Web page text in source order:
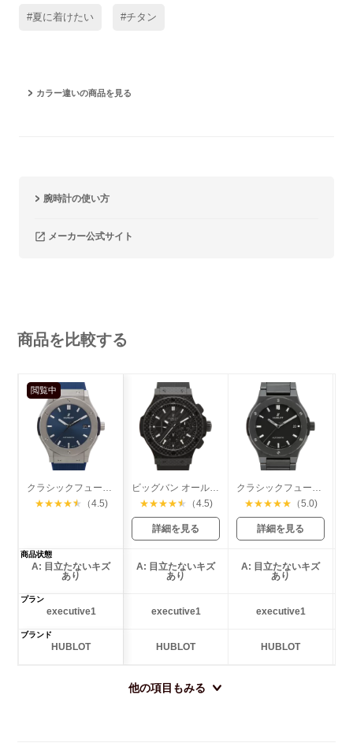
#夏に着けたい #チタン
カラー違いの商品を見る
腕時計の使い方
メーカー公式サイト
商品を比較する
閲覧中
クラシックフュージョン チタニウム
★★★★★ （4.5)
ビッグバン オールカーボン
★★★★★ （4.5)
詳細を見る
クラシックフュージョン ブラックマジック
★★★★★ （5.0)
詳細を見る
商品状態
A: 目立たないキズ
あり
A: 目立たないキズ
あり
A: 目立たないキズ
あり
プラン
executive1 executive1 executive1
ブランド
HUBLOT HUBLOT HUBLOT
他の項目もみる